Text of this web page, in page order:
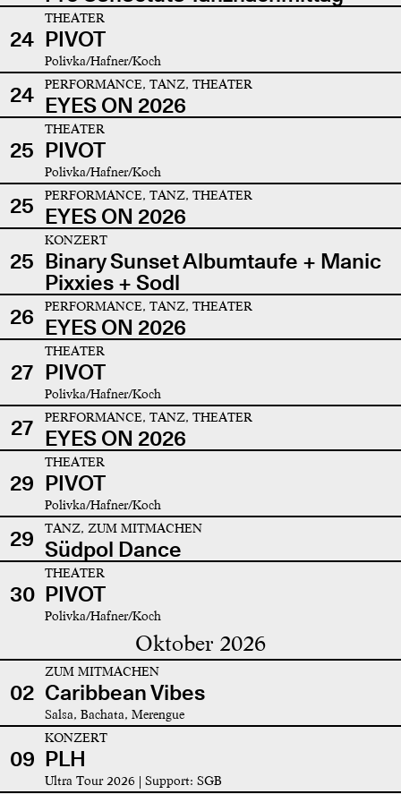
24
THEATER
PIVOT
Polivka/Hafner/Koch
24 PERFORMANCE, TANZ, THEATER
EYES ON 2026
25
THEATER
PIVOT
Polivka/Hafner/Koch
25 PERFORMANCE, TANZ, THEATER
EYES ON 2026
25
KONZERT
Binary Sunset Albumtaufe + Manic
Pixxies + Sodl
26
PERFORMANCE, TANZ, THEATER
EYES ON 2026
27
THEATER
PIVOT
Polivka/Hafner/Koch
27 PERFORMANCE, TANZ, THEATER
EYES ON 2026
29
THEATER
PIVOT
Polivka/Hafner/Koch
29 TANZ, ZUM MITMACHEN
Südpol Dance
30
THEATER
PIVOT
Polivka/Hafner/Koch
Oktober 2026
02
ZUM MITMACHEN
Caribbean Vibes
Salsa, Bachata, Merengue
09
KONZERT
PLH
Ultra Tour 2026 | Support: SGB